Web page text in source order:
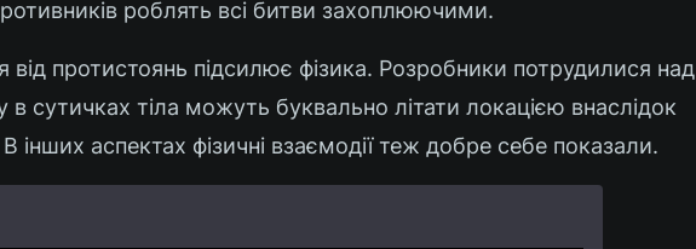
роблять всі битви захоплюючими.
від протистоянь підсилює фізика. Розробники потрудилися над
сутичках тіла можуть буквально літати локацією внаслідок
В інших аспектах фізичні взаємодії теж добре себе показали.